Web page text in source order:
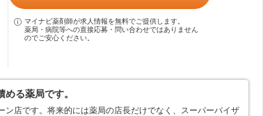
マイナビ薬剤師が求人情報を無料でご提供します。
薬局・病院等への直接応募・問い合わせではありません
のでご安心ください。
る薬局です。
店です。将来的には薬局の店長だけでなく、スーパーバイザ